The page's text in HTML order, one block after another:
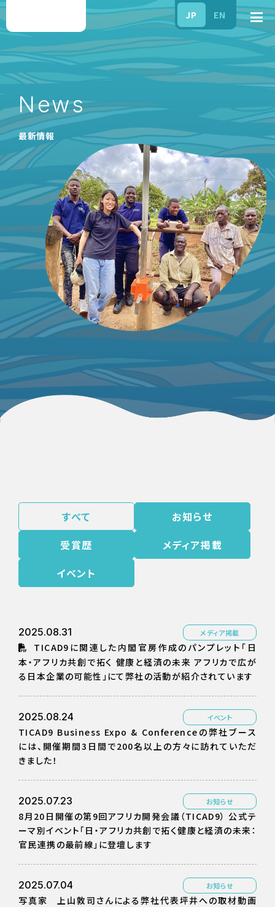
JP EN
News
最新情報
すべて
お知らせ
受賞歴
メディア掲載
イベント
2025.08.31 メディア掲載
TICAD9に関連した内閣官房作成のパンプレット「日
本・アフリカ共創で拓く 健康と経済の未来 アフリカで広が
る日本企業の可能性」にて弊社の活動が紹介されています
2025.08.24 イベント
TICAD9 Business Expo & Conferenceの弊社ブース
には、開催期間3日間で200名以上の方々に訪れていただ
きました！
2025.07.23 お知らせ
8月20日開催の第9回アフリカ開発会議（TICAD9） 公式テ
ーマ別イベント「日・アフリカ共創で拓く健康と経済の未来：
官民連携の最前線」に登壇します
2025.07.04 お知らせ
写真家 上山敦司さんによる弊社代表坪井への取材動画